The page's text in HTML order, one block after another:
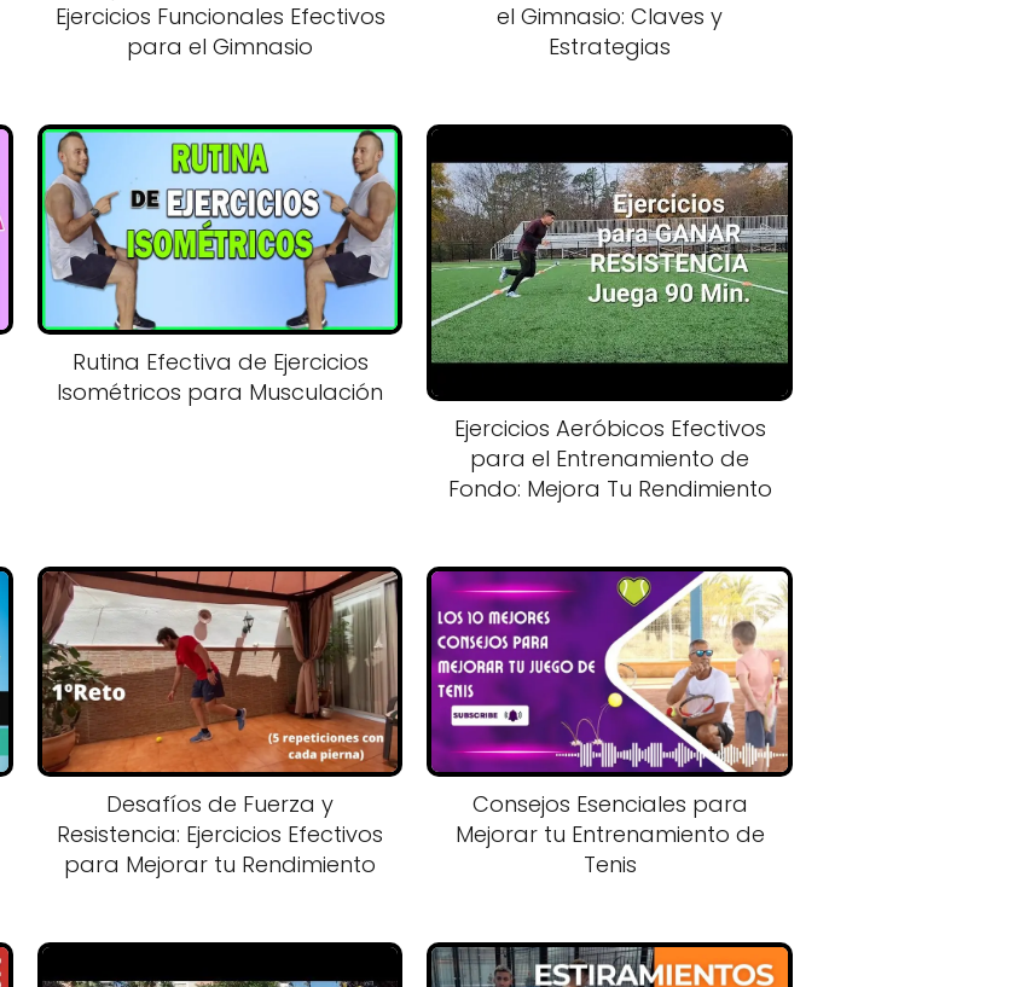
Ejercicios Funcionales Efectivos
para el Gimnasio
el Gimnasio: Claves y
Estrategias
Rutina Efectiva de Ejercicios
Isométricos para Musculación
Ejercicios Aeróbicos Efectivos
para el Entrenamiento de
Fondo: Mejora Tu Rendimiento
Desafíos de Fuerza y
Resistencia: Ejercicios Efectivos
para Mejorar tu Rendimiento
Consejos Esenciales para
Mejorar tu Entrenamiento de
Tenis